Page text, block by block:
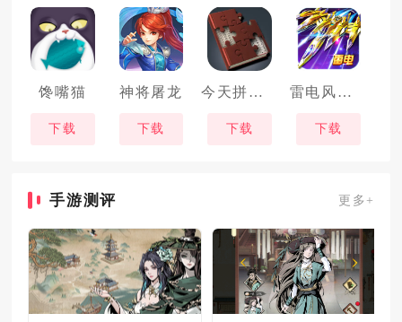
馋嘴猫
下载
神将屠龙
下载
今天拼点啥
下载
雷电风云战机
下载
手游测评 更多+